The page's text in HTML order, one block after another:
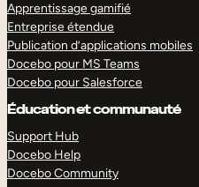
Apprentissage gamifié
Entreprise étendue
Publication d’applications mobiles
Docebo pour MS Teams
Docebo pour Salesforce
Éducation et communauté
Support Hub
Docebo Help
Docebo Community